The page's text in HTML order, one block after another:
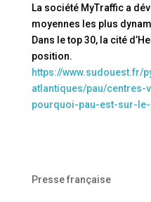
La société MyTraffic a
moyennes les plus
Dans le top 30, la cité
position.
https://www.sudouest.fr/
atlantiques/pau/centres-
pourquoi-pau-est-sur-
Presse française